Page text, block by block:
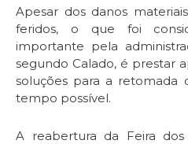
Apesar dos danos
feridos, o que foi
importante pela
segundo Calado, é prestar
soluções para a retomada
tempo possível.
A reabertura da Feira